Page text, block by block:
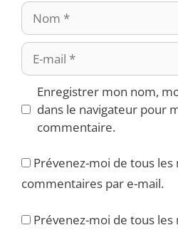
Nom
E-
mail
Enregistrer mon nom,
dans le navigateur pour
commentaire.
Prévenez-moi de tous les
commentaires par e-mail.
Prévenez-moi de tous